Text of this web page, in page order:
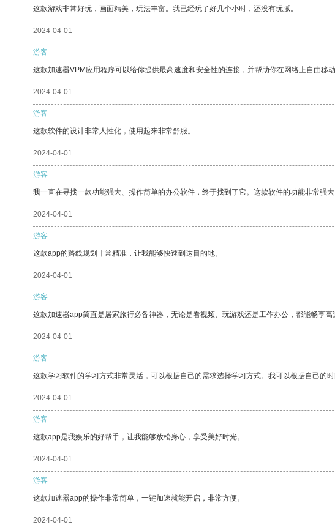
这款游戏非常好玩，画面精美，玩法丰富。我已经玩了好几个小时，还没有玩腻。
2024-04-01
游客
这款加速器VPM应用程序可以给你提供最高速度和安全性的连接，并帮助你在网络上自由移动
2024-04-01
游客
这款软件的设计非常人性化，使用起来非常舒服。
2024-04-01
游客
我一直在寻找一款功能强大、操作简单的办公软件，终于找到了它。这款软件的功能非常强
2024-04-01
游客
这款app的路线规划非常精准，让我能够快速到达目的地。
2024-04-01
游客
这款加速器app简直是居家旅行必备神器，无论是看视频、玩游戏还是工作办公，都能畅享高
2024-04-01
游客
这款学习软件的学习方式非常灵活，可以根据自己的需求选择学习方式。我可以根据自己的时
2024-04-01
游客
这款app是我娱乐的好帮手，让我能够放松身心，享受美好时光。
2024-04-01
游客
这款加速器app的操作非常简单，一键加速就能开启，非常方便。
2024-04-01